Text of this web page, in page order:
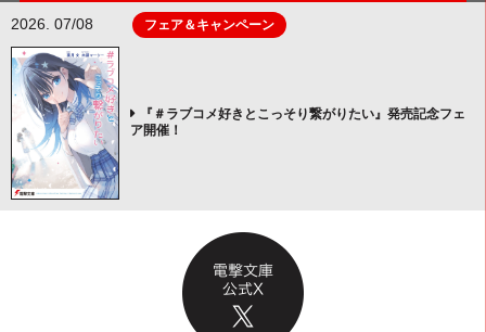
2026. 07/08 フェア＆キャンペーン
『＃ラブコメ好きとこっそり繋がりたい』発売記念フェ
ア開催！